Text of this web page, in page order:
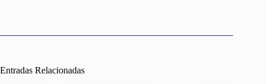
Entradas Relacionadas